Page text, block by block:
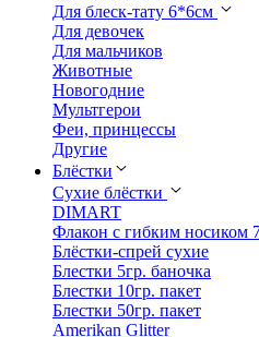
Для блеск-тату 6*6см
Для девочек
Для мальчиков
Животные
Новогодние
Мультгерои
Феи, принцессы
Другие
Блёстки
Сухие блёстки
DIMART
Флакон с гибким носиком
Блёстки-спрей сухие
Блестки 5гр. баночка
Блестки 10гр. пакет
Блестки 50гр. пакет
Amerikan Glitter